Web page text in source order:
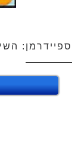
ספיידרמן: